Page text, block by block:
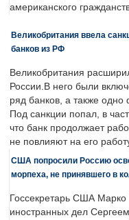
американского
Великобритания ввела
банков из РФ
Великобритания
России.В него были
ряд банков, а также одно
Под санкции попал, в
что банк продолжает
не повлияют на его
США попросили Россию
морпеха, не принявшего в
Госсекретарь США Марко
иностранных дел